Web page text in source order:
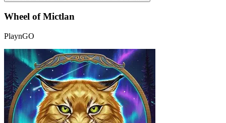
Wheel of Mictlan
PlaynGO